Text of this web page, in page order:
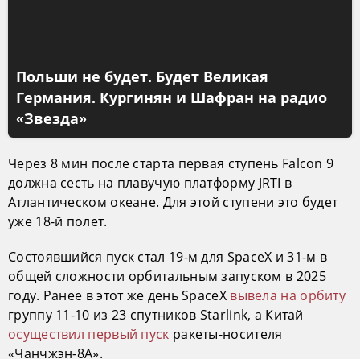
Польши не будет. Будет Великая
Германия. Кургинян и Шафран на радио
«Звезда»
Через 8 мин после старта первая ступень Falcon 9
должна сесть на плавучую платформу JRTI в
Атлантическом океане. Для этой ступени это будет
уже 18-й полет.
Состоявшийся пуск стал 19-м для SpaceX и 31-м в
общей сложности орбитальным запуском в 2025
году. Ранее в этот же день SpaceX вывела на орбиту
группу 11-10 из 23 спутников Starlink, а Китай
осуществил первый пуск ракеты-носителя
«Чанчжэн-8А».